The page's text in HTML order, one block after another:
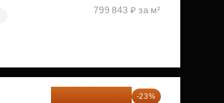
799 843 ₽ за м²
-23%